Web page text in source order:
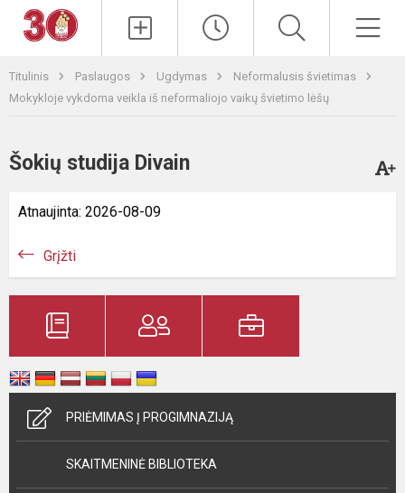
Titulinis Paslaugos Ugdymas
Neformalusis švietimas
Mokykloje vykdoma veikla iš neformaliojo vaikų švietimo lėšų
Šokių studija Divain
Atnaujinta: 2026-08-09
Grįžti
PRIĖMIMAS Į PROGIMNAZIJĄ
SKAITMENINĖ BIBLIOTEKA